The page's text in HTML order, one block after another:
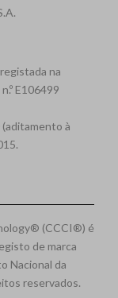
na
E106499
(aditamento à
(CCCI®) é
de marca
Nacional da
reservados.